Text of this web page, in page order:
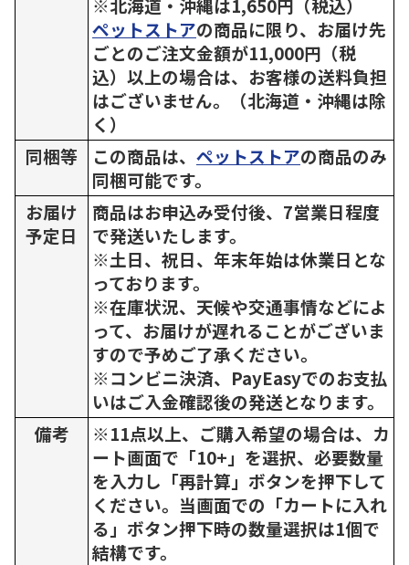
※北海道・沖縄は1,650円（税込）
ペットストアの商品に限り、お届け先
ごとのご注文金額が11,000円（税
込）以上の場合は、お客様の送料負担
はございません。（北海道・沖縄は除
く）
同梱等
この商品は、 ペットストアの商品のみ
同梱可能です。
お届け
予定日
商品はお申込み受付後、7営業日程度
で発送いたします。
※土日、祝日、年末年始は休業日とな
っております。
※在庫状況、天候や交通事情などによ
って、お届けが遅れることがございま
すので予めご了承ください。
※コンビニ決済、PayEasyでのお支払
いはご入金確認後の発送となります。
備考
※11点以上、ご購入希望の場合は、カ
ート画面で「10+」を選択、必要数量
を入力し「再計算」ボタンを押下して
ください。当画面での「カートに入れ
る」ボタン押下時の数量選択は1個で
結構です。